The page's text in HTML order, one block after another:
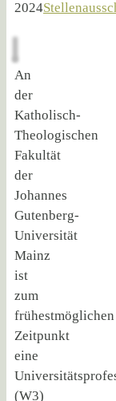
2024
An
der
Katholisch-
Theologischen
Fakultät
der
Johannes
Gutenberg-
Universität
Mainz
ist
zum
frühestmöglichen
Zeitpunkt
eine
(W3)